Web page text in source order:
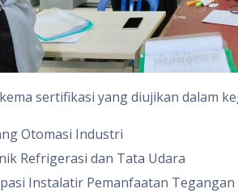
sertifikasi yang diujikan dalam
Otomasi Industri
Refrigerasi dan Tata Udara
Instalatir Pemanfaatan Tegangan